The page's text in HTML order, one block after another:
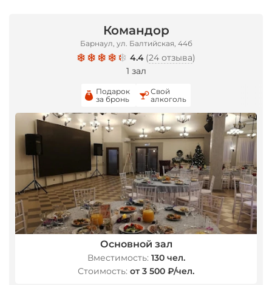
Командор
Барнаул, ул. Балтийская, 44б
4.4 (24 отзыва)
1 зал
Подарок
за бронь
Свой
алкоголь
Основной зал
Вместимость: 130 чел.
Стоимость: от 3 500 ₽/чел.